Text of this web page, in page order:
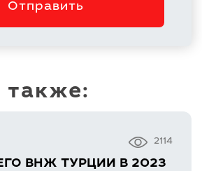
Отправить
также:
2114
ВНЖ ТУРЦИИ В 2023